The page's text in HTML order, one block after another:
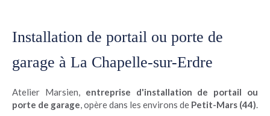
Installation de portail ou porte de
garage à La Chapelle-sur-Erdre
Atelier Marsien, entreprise d'installation de portail ou
porte de garage, opère dans les environs de Petit-Mars (44).